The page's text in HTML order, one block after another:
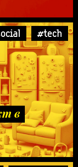
#tech
в